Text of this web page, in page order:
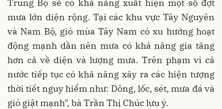
Trung Bộ sẽ có khả năng xuất hiện một số đợt
mưa lớn diện rộng. Tại các khu vực Tây Nguyên
và Nam Bộ, gió mùa Tây Nam có xu hướng hoạt
động mạnh dần nên mưa có khả năng gia tăng
hơn cả về diện và lượng mưa. Trên phạm vi cả
nước tiếp tục có khả năng xảy ra các hiện tượng
thời tiết nguy hiểm như: Dông, lốc, sét, mưa đá và
gió giật mạnh", bà Trần Thị Chúc lưu ý.